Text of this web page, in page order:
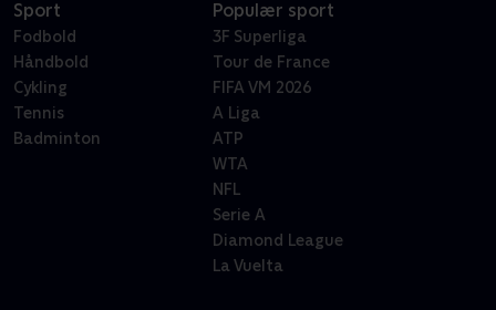
Sport
Fodbold
Håndbold
Cykling
Tennis
Badminton
Populær sport
3F Superliga
Tour de France
FIFA VM 2026
A Liga
ATP
WTA
NFL
Serie A
Diamond League
La Vuelta